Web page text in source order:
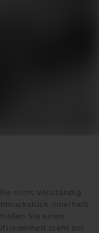
nicht vollständig
innerhalb
Sie einen
steht bei